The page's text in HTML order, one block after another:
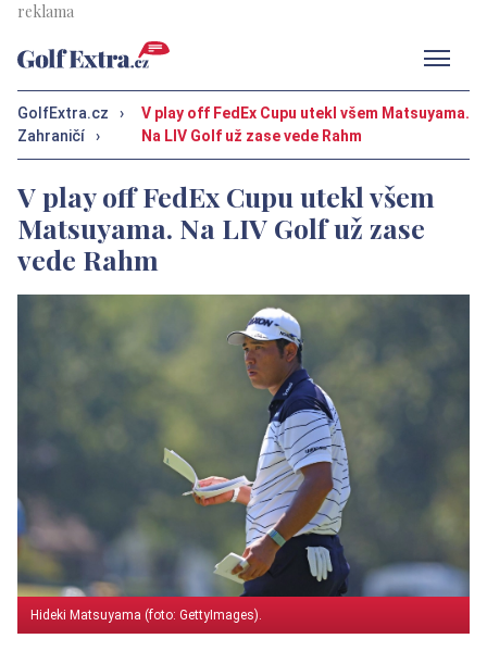
GolfExtra.cz
›
Zahraničí
›
V play off FedEx Cupu utekl všem Matsuyama.
Na LIV Golf už zase vede Rahm
V play off FedEx Cupu utekl všem
Matsuyama. Na LIV Golf už zase
vede Rahm
Hideki Matsuyama (foto: GettyImages).